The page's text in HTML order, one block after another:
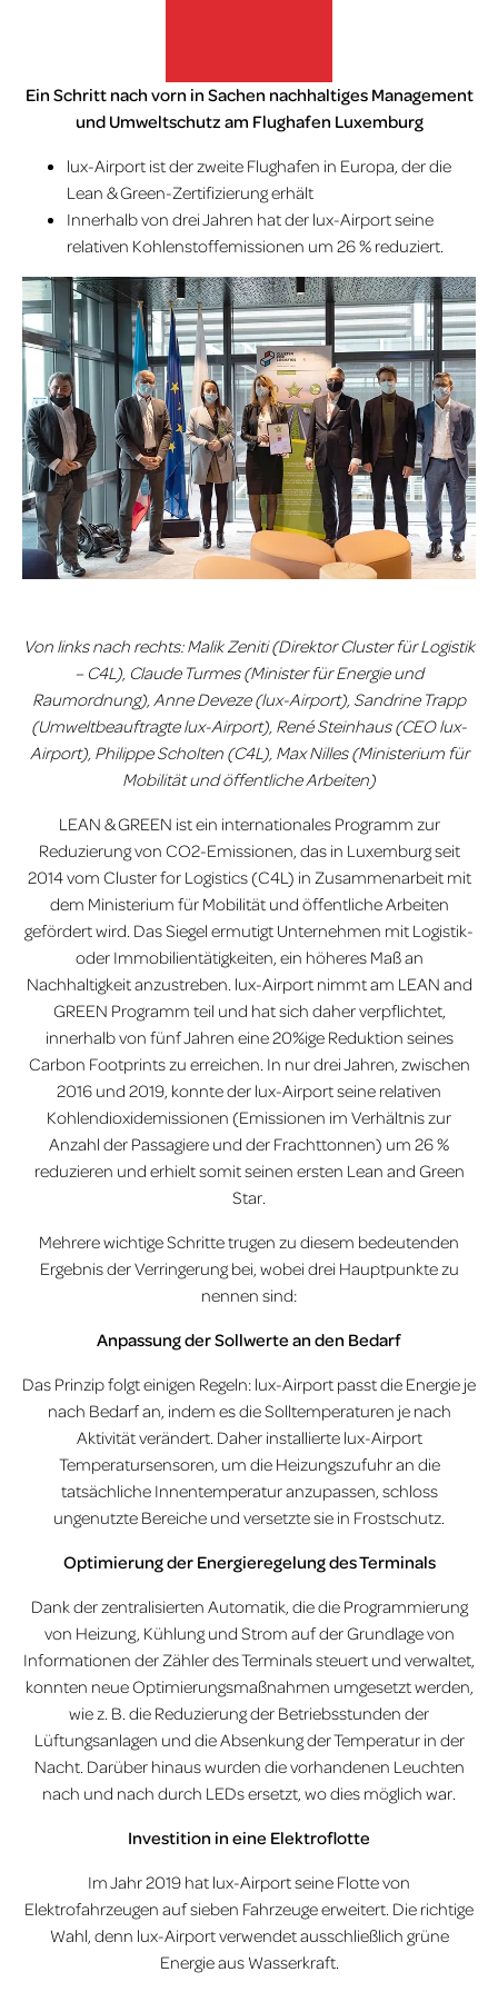
lux-Airport
Ein Schritt nach vorn in Sachen nachhaltiges Management
und Umweltschutz am Flughafen Luxemburg
lux-Airport ist der zweite Flughafen in Europa, der die
Lean & Green-Zertifizierung erhält
Innerhalb von drei Jahren hat der lux-Airport seine
relativen Kohlenstoffemissionen um 26 % reduziert.
Von links nach rechts: Malik Zeniti (Direktor Cluster für Logistik
– C4L), Claude Turmes (Minister für Energie und
Raumordnung), Anne Deveze (lux-Airport), Sandrine Trapp
(Umweltbeauftragte lux-Airport), René Steinhaus (CEO lux-
Airport), Philippe Scholten (C4L), Max Nilles (Ministerium für
Mobilität und öffentliche Arbeiten)
LEAN & GREEN ist ein internationales Programm zur
Reduzierung von CO2-Emissionen, das in Luxemburg seit
2014 vom Cluster for Logistics (C4L) in Zusammenarbeit mit
dem Ministerium für Mobilität und öffentliche Arbeiten
gefördert wird. Das Siegel ermutigt Unternehmen mit Logistik-
oder Immobilientätigkeiten, ein höheres Maß an
Nachhaltigkeit anzustreben. lux-Airport nimmt am LEAN and
GREEN Programm teil und hat sich daher verpflichtet,
innerhalb von fünf Jahren eine 20%ige Reduktion seines
Carbon Footprints zu erreichen. In nur drei Jahren, zwischen
2016 und 2019, konnte der lux-Airport seine relativen
Kohlendioxidemissionen (Emissionen im Verhältnis zur
Anzahl der Passagiere und der Frachttonnen) um 26 %
reduzieren und erhielt somit seinen ersten Lean and Green
Star.
Mehrere wichtige Schritte trugen zu diesem bedeutenden
Ergebnis der Verringerung bei, wobei drei Hauptpunkte zu
nennen sind:
Anpassung der Sollwerte an den Bedarf
Das Prinzip folgt einigen Regeln: lux-Airport passt die Energie je
nach Bedarf an, indem es die Solltemperaturen je nach
Aktivität verändert. Daher installierte lux-Airport
Temperatursensoren, um die Heizungszufuhr an die
tatsächliche Innentemperatur anzupassen, schloss
ungenutzte Bereiche und versetzte sie in Frostschutz.
Optimierung der Energieregelung des Terminals
Dank der zentralisierten Automatik, die die Programmierung
von Heizung, Kühlung und Strom auf der Grundlage von
Informationen der Zähler des Terminals steuert und verwaltet,
konnten neue Optimierungsmaßnahmen umgesetzt werden,
wie z. B. die Reduzierung der Betriebsstunden der
Lüftungsanlagen und die Absenkung der Temperatur in der
Nacht. Darüber hinaus wurden die vorhandenen Leuchten
nach und nach durch LEDs ersetzt, wo dies möglich war.
Investition in eine Elektroflotte
Im Jahr 2019 hat lux-Airport seine Flotte von
Elektrofahrzeugen auf sieben Fahrzeuge erweitert. Die richtige
Wahl, denn lux-Airport verwendet ausschließlich grüne
Energie aus Wasserkraft.